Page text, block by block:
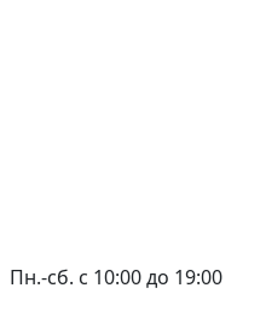
Пн.-сб. с 10:00 до 19:00